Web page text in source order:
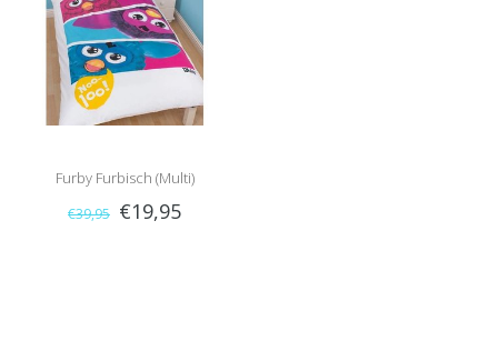
Furby Furbisch (Multi)
€39,95 €19,95